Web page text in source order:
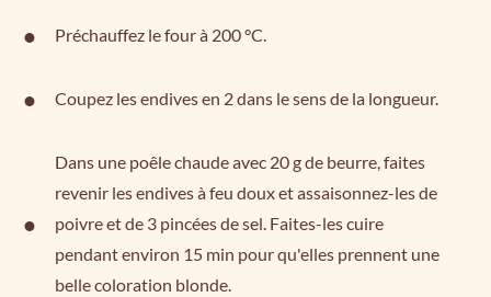
Préchauffez le four à 200 °C.
Coupez les endives en 2 dans le sens de la longueur.
Dans une poêle chaude avec 20 g de beurre, faites
revenir les endives à feu doux et assaisonnez-les de
poivre et de 3 pincées de sel. Faites-les cuire
pendant environ 15 min pour qu'elles prennent une
belle coloration blonde.